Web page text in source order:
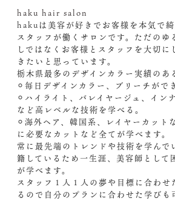
haku hair salon
hakuは美容が好きでお客様を本気で
スタッフが働くサロンです。ただのゆ
しではなくお客様とスタッフを大切に
きたいと思っています。
栃木県最多のデザインカラー実績のあ
⚪︎毎日デザインカラー、ブリーチがで
⚪︎ハイライト、バレイヤージュ、イン
など高レベルな技術を学べる。
⚪︎海外ヘア、韓国系、レイヤーカット
に必要なカットなど全てが学べます。
常に最先端のトレンドや技術を学んで
籍しているため一生涯、美容師として
が学べます。
スタッフ１人１人の夢や目標に合わせ
るので自分のプランに合わせた学びも